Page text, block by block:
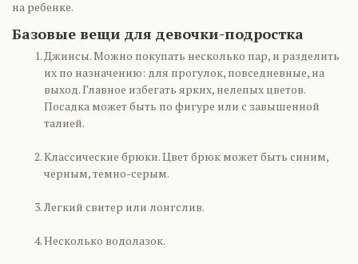
на ребенке.
Базовые вещи для девочки-подростка
Джинсы. Можно покупать несколько пар, и разделить
их по назначению: для прогулок, повседневные, на
выход. Главное избегать ярких, нелепых цветов.
Посадка может быть по фигуре или с завышенной
талией.
Классические брюки. Цвет брюк может быть синим,
черным, темно-серым.
Легкий свитер или лонгслив.
Несколько водолазок.